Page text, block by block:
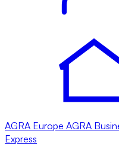
AGRA Europe AGRA
Express